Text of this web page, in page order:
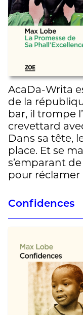
AcaDa-Writa
de la
bar, il trompe
crevettard
Dans sa tête,
place. Et se
s’emparant
pour réclamer
Confidences